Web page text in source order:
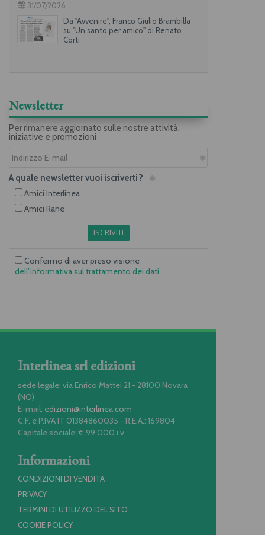
31/07/2026
Da "Avvenire", Franco Giulio Brambilla
su "Un santo per amico" di Renato
Corti
Newsletter
Per rimanere aggiornato sulle nostre attività,
iniziative e promozioni
A quale newsletter vuoi iscriverti?
Amici Interlinea
Amici Rane
ISCRIVITI
Confermo di aver preso visione
dell’informativa sul trattamento dei dati
Interlinea srl edizioni
sede legale: via Enrico Mattei 21 - 28100 Novara
(NO)
E-mail: edizioni@interlinea.com
C.F. e P.IVA IT 01384860035 - R.E.A.: 169804
Capitale sociale: € 99.000 i.v
Informazioni
CONDIZIONI DI VENDITA
PRIVACY
TERMINI DI UTILIZZO DEL SITO
COOKIE POLICY